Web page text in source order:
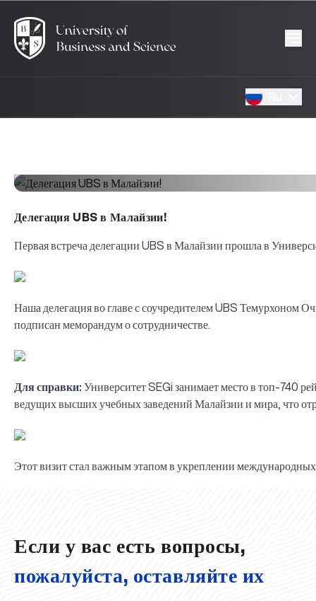
Делегация UBS в Малайзии!
Первая встреча делегации UBS в Малайзии прошла в
Наша делегация во главе с соучредителем UBS Темурхоном
подписан меморандум о сотрудничестве.
Для справки: Университет SEGi занимает место в топ-740
ведущих высших учебных заведений Малайзии и мира, что
Этот визит стал важным этапом в укреплении
UBS professori "Yangi O‘zbekiston yosh olimlari" qatoridan joy
Вышел новый номер нашей любимой газеты «UBS
Анализ деятельности UBS и планы на перспективу
Преподаватели UBS повысили квалификацию в Кыргызстане
Вперёд к победе, Узбекистан!
НАЗНАЧЕНИЕ
UBS в средствах массовой информации
UBS и выпускники университета удостоены наград хокимията
Хотите вывести изучение языка на новый уровень?
Inson kapitaliga yo‘naltirilgan investitsiya — Yangi O‘zbekiston
Если у вас есть вопросы,
пожалуйста, оставляйте их